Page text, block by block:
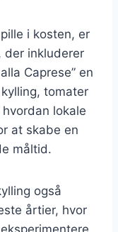
i kosten, er
der inkluderer
Caprese” en
tomater
lokale
at skabe en
måltid.
også
årtier, hvor